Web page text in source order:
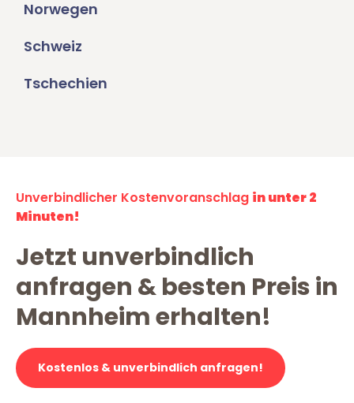
Norwegen
Schweiz
Tschechien
Unverbindlicher Kostenvoranschlag in unter 2
Minuten!
Jetzt unverbindlich
anfragen & besten Preis in
Mannheim erhalten!
Kostenlos & unverbindlich anfragen!